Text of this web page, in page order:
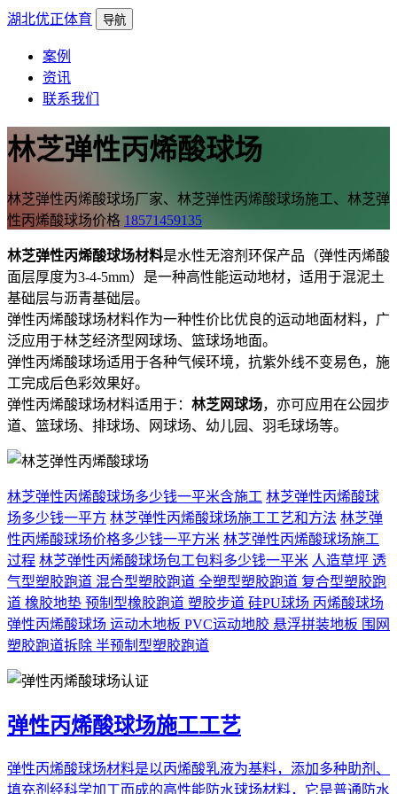
湖北优正体育 导航
案例
资讯
联系我们
林芝弹性丙烯酸球场
林芝弹性丙烯酸球场厂家、林芝弹性丙烯酸球场施工、林芝弹
性丙烯酸球场价格 18571459135
林芝弹性丙烯酸球场材料是水性无溶剂环保产品（弹性丙烯酸
面层厚度为3-4-5mm）是一种高性能运动地材，适用于混泥土
基础层与沥青基础层。
弹性丙烯酸球场材料作为一种性价比优良的运动地面材料，广
泛应用于林芝经济型网球场、篮球场地面。
弹性丙烯酸球场适用于各种气候环境，抗紫外线不变易色，施
工完成后色彩效果好。
弹性丙烯酸球场材料适用于： 林芝网球场，亦可应用在公园步
道、篮球场、排球场、网球场、幼儿园、羽毛球场等。
林芝弹性丙烯酸球场多少钱一平米含施工 林芝弹性丙烯酸球
场多少钱一平方 林芝弹性丙烯酸球场施工工艺和方法 林芝弹
性丙烯酸球场价格多少钱一平方米 林芝弹性丙烯酸球场施工
过程 林芝弹性丙烯酸球场包工包料多少钱一平米 人造草坪 透
气型塑胶跑道 混合型塑胶跑道 全塑型塑胶跑道 复合型塑胶跑
道 橡胶地垫 预制型橡胶跑道 塑胶步道 硅PU球场 丙烯酸球场
弹性丙烯酸球场 运动木地板 PVC运动地胶 悬浮拼装地板 围网
塑胶跑道拆除 半预制型塑胶跑道
弹性丙烯酸球场施工工艺
弹性丙烯酸球场材料是以丙烯酸乳液为基料，添加多种助剂、
填充剂经科学加工而成的高性能防水球场材料，它是普通防水